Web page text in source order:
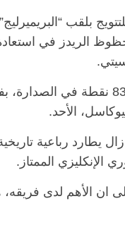
وبات في رصيد ليفربول 83
الأحد.
زال يطارد رباعية
الإنكليزي الممتاز.
الأهم لدى فريقه، هو
رحيله.. د. نور
دافع عن قضايا الوطن